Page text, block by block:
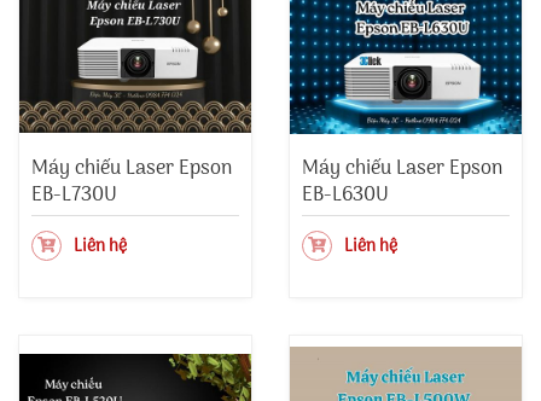
Máy chiếu Laser Epson
EB-L730U
Liên hệ
Máy chiếu Laser Epson
EB-L630U
Liên hệ